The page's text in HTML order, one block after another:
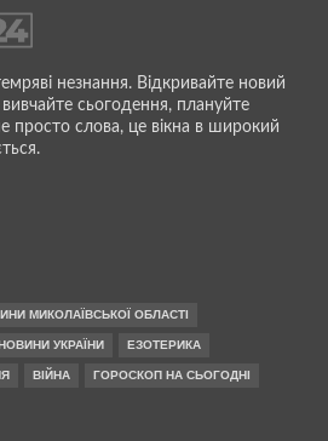
незнання. Відкривайте новий
сьогодення, плануйте
просто слова, це вікна в широкий
МИКОЛАЇВСЬКОЇ ОБЛАСТІ
УКРАЇНИ ЕЗОТЕРИКА
ВІЙНА ГОРОСКОП НА СЬОГОДНІ